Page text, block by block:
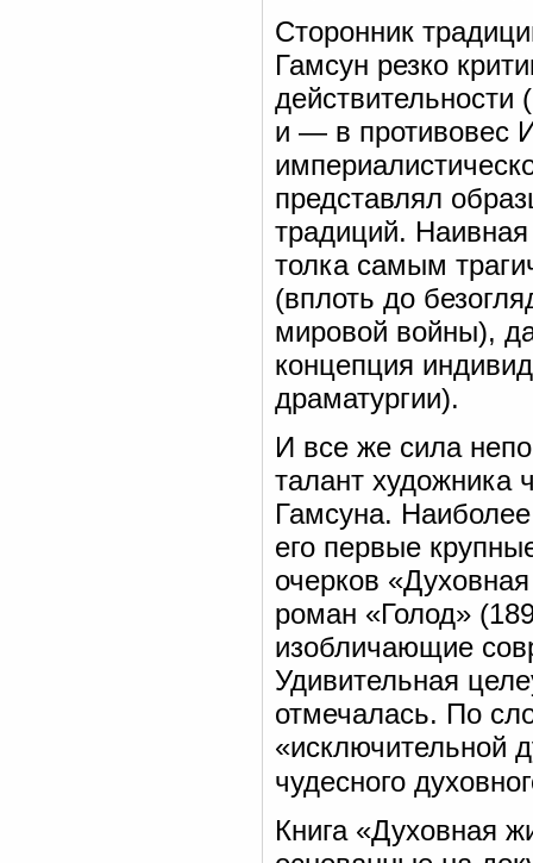
Сторонник
Гамсун резко
действительности
и — в противовес
представлял
традиций. Наивная
толка самым
(вплоть до
мировой войны),
концепция
драматургии).
И все же сила
талант художника
Гамсуна.
его первые
очерков
роман «Голод»
изобличающие
Удивительная
отмечалась. По
«исключительной
чудесного
Книга «Духовная